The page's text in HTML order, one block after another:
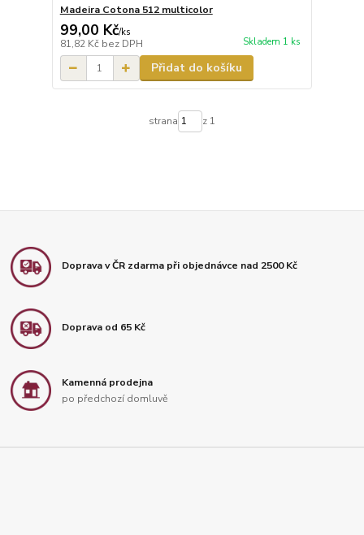
Madeira Cotona 512 multicolor
99,00 Kč/ks
81,82 Kč bez DPH Skladem 1 ks
Přidat do košíku
strana z 1
Doprava v ČR zdarma při objednávce nad 2500 Kč
Doprava od 65 Kč
Kamenná prodejna
po předchozí domluvě